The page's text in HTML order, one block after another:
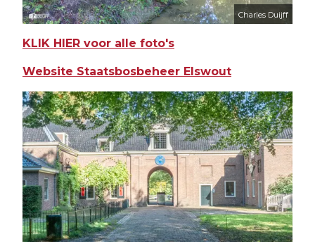
Charles Duijff
KLIK HIER voor alle foto's
Website Staatsbosbeheer Elswout